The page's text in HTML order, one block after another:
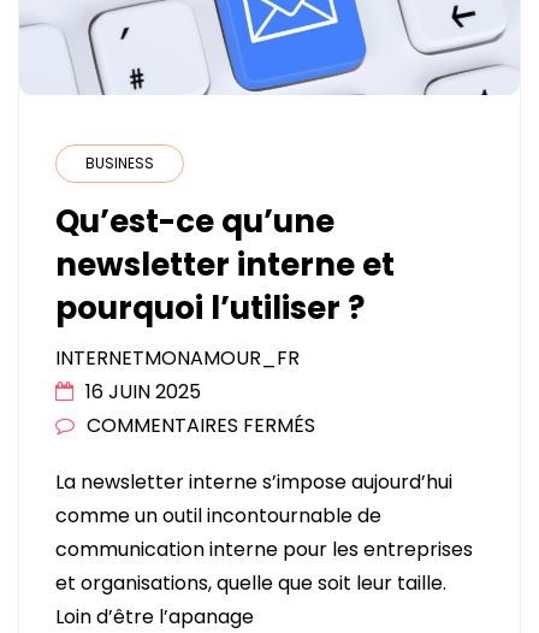
BUSINESS
Qu’est-ce qu’une
newsletter interne et
pourquoi l’utiliser ?
INTERNETMONAMOUR_FR
16 JUIN 2025
COMMENTAIRES FERMÉS
CE
QU’UNE
NEWSLETTER
INTERNE
La newsletter interne s’impose aujourd’hui
comme un outil incontournable de
communication interne pour les entreprises
et organisations, quelle que soit leur taille.
Loin d’être l’apanage